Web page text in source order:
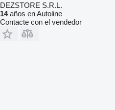
DEZSTORE S.R.L.
14años en Autoline
Contacte con el vendedor